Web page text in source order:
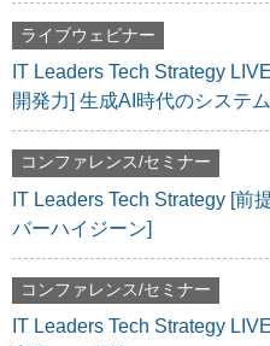
ライブウェビナー
IT Leaders Tech Strategy
開発力] 生成AI時代のシステ
コンファレンス/セミナー
IT Leaders Tech Strategy [前
バーハイジーン]
コンファレンス/セミナー
IT Leaders Tech Strategy